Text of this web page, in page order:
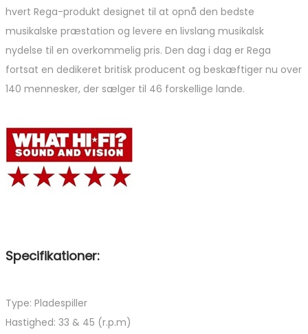
hvert Rega-produkt designet til at opnå den bedste
musikalske præstation og levere en livslang musikalsk
nydelse til en overkommelig pris. Den dag i dag er Rega
fortsat en dedikeret britisk producent og beskæftiger nu over
140 mennesker, der sælger til 46 forskellige lande.
Specifikationer:
Type: Pladespiller
Hastighed: 33 & 45 (r.p.m)